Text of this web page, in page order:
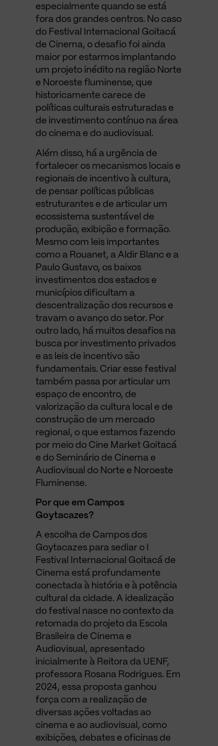
especialmente quando se está
fora dos grandes centros. No caso
do Festival Internacional Goitacá
de Cinema, o desafio foi ainda
maior por estarmos implantando
um projeto inédito na região Norte
e Noroeste fluminense, que
historicamente carece de
políticas culturais estruturadas e
de investimento contínuo na área
do cinema e do audiovisual.
Além disso, há a urgência de
fortalecer os mecanismos locais e
regionais de incentivo à cultura,
de pensar políticas públicas
estruturantes e de articular um
ecossistema sustentável de
produção, exibição e formação.
Mesmo com leis importantes
como a Rouanet, a Aldir Blanc e a
Paulo Gustavo, os baixos
investimentos dos estados e
municípios dificultam a
descentralização dos recursos e
travam o avanço do setor. Por
outro lado, há muitos desafios na
busca por investimento privados
e as leis de incentivo são
fundamentais. Criar esse festival
também passa por articular um
espaço de encontro, de
valorização da cultura local e de
construção de um mercado
regional, o que estamos fazendo
por meio do Cine Market Goitacá
e do Seminário de Cinema e
Audiovisual do Norte e Noroeste
Fluminense.
Por que em Campos
Goytacazes?
A escolha de Campos dos
Goytacazes para sediar o I
Festival Internacional Goitacá de
Cinema está profundamente
conectada à história e à potência
cultural da cidade. A idealização
do festival nasce no contexto da
retomada do projeto da Escola
Brasileira de Cinema e
Audiovisual, apresentado
inicialmente à Reitora da UENF,
professora Rosana Rodrigues. Em
2024, essa proposta ganhou
força com a realização de
diversas ações voltadas ao
cinema e ao audiovisual, como
exibições, debates e oficinas de